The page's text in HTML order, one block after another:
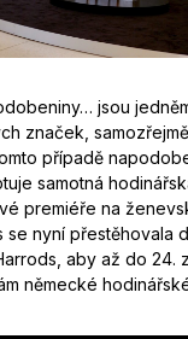
jsou
značek,
případě
samotná
premiéře na
se nyní přestěhovala
aby až do 24.
německé